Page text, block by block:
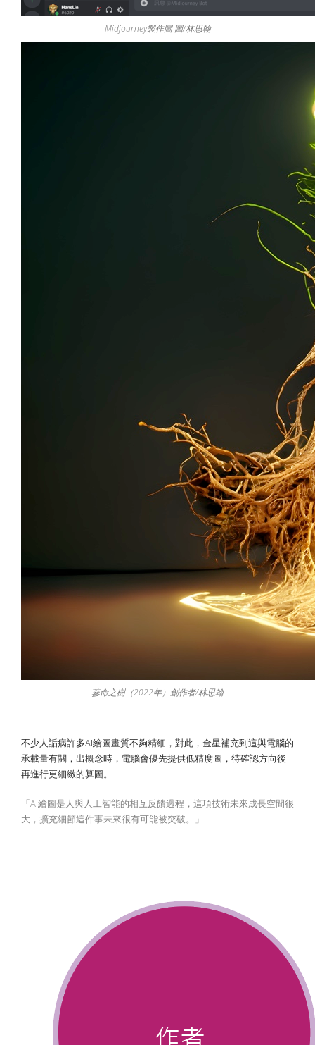
Midjourney製作圖 圖/林思翰
蔘命之樹（2022年）創作者/林思翰
不少人詬病許多AI繪圖畫質不夠精細，對此，金星補充到這與電腦的
承載量有關，出概念時，電腦會優先提供低精度圖，待確認方向後
再進行更細緻的算圖。
「AI繪圖是人與人工智能的相互反饋過程，這項技術未來成長空間很
大，擴充細節這件事未來很有可能被突破。」